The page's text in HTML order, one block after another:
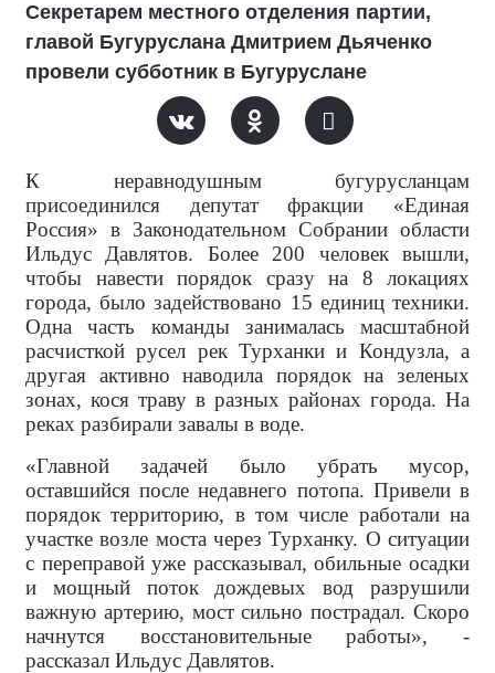
Секретарем местного отделения партии,
главой Бугуруслана Дмитрием Дьяченко
провели субботник в Бугуруслане
К неравнодушным бугурусланцам
присоединился депутат фракции «Единая
Россия» в Законодательном Собрании области
Ильдус Давлятов. Более 200 человек вышли,
чтобы навести порядок сразу на 8 локациях
города, было задействовано 15 единиц техники.
Одна часть команды занималась масштабной
расчисткой русел рек Турханки и Кондузла, а
другая активно наводила порядок на зеленых
зонах, кося траву в разных районах города. На
реках разбирали завалы в воде.
«Главной задачей было убрать мусор,
оставшийся после недавнего потопа. Привели в
порядок территорию, в том числе работали на
участке возле моста через Турханку. О ситуации
с переправой уже рассказывал, обильные осадки
и мощный поток дождевых вод разрушили
важную артерию, мост сильно пострадал. Скоро
начнутся восстановительные работы», -
рассказал Ильдус Давлятов.